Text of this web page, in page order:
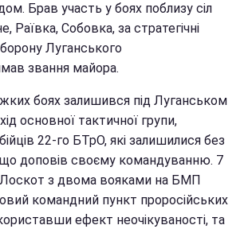
Брав участь у боях поблизу сіл
Раївка, Собовка, за стратегічні
Луганського
звання майора.
боях залишився під Луганськом
основної тактичної групи,
22-го БТрО, які залишилися без
доповів своєму командуванню. 7
з двома вояками на БМП
командний пункт проросійських
ефект неочікуваності, та